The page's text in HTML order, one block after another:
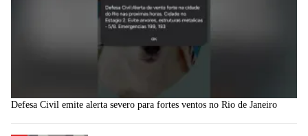
Defesa Civil emite alerta severo para fortes ventos no Rio de Janeiro